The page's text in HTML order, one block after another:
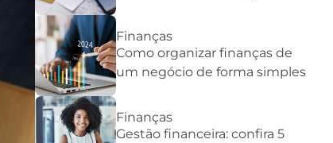
Finanças
Como organizar finanças de
um negócio de forma simples
Finanças
Gestão financeira: confira 5